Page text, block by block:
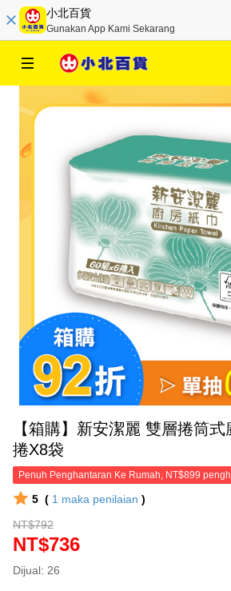
小北百貨
Gunakan App Kami Sekarang
【箱購】新安潔麗 雙層捲筒
捲X8袋
Penuh Penghantaran Ke Rumah, NT$899
5 ( 1 maka penilaian )
NT$792
NT$736
Dijual: 26